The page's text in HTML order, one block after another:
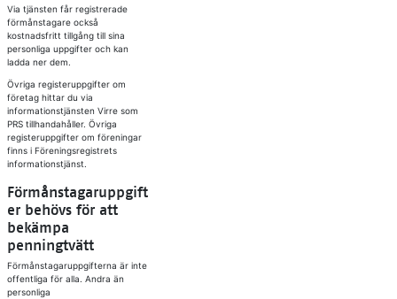
Via tjänsten får registrerade
förmånstagare också
kostnadsfritt tillgång till sina
personliga uppgifter och kan
ladda ner dem.
Övriga registeruppgifter om
företag hittar du via
informationstjänsten Virre som
PRS tillhandahåller. Övriga
registeruppgifter om föreningar
finns i Föreningsregistrets
informationstjänst.
Förmånstagaruppgift
er behövs för att
bekämpa
penningtvätt
Förmånstagaruppgifterna är inte
offentliga för alla. Andra än
personliga